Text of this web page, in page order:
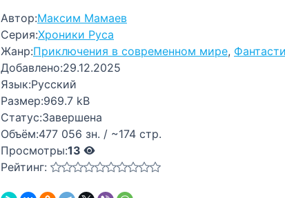
Автор:Максим Мамаев
Серия:Хроники Руса
Жанр:Приключения в современном мире,
Добавлено:29.12.2025
Язык:Русский
Размер:969.7 kB
Статус:Завершена
Объём:477 056 зн. / ~174 стр.
Просмотры:13
Рейтинг: